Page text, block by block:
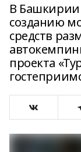
В Башкирии
созданию
средств
проекта